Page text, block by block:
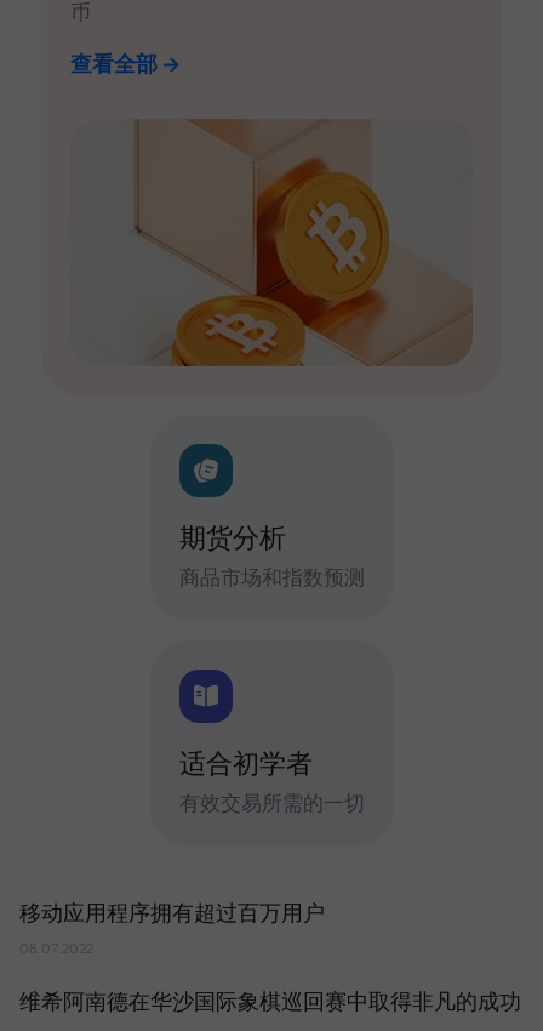
币
查看全部
期货分析
商品市场和指数预测
适合初学者
有效交易所需的一切
移动应用程序拥有超过百万用户
08.07.2022
维希阿南德在华沙国际象棋巡回赛中取得非凡的成功